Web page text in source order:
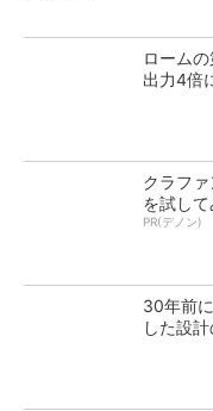
ローム
出力4倍
クラフ
を試して
PR(デノン)
30年前
した設